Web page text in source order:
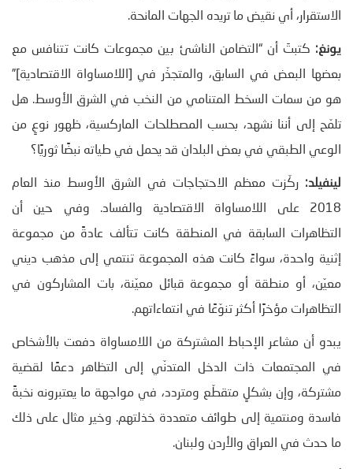
الاستقرار، أي نقيض ما تريده الجهات المانحة.
يونغ: كتبتَ أن “التضامن الناشئ بين مجموعات كانت تتنافس مع
بعضها البعض في السابق، والمتجذّر في [اللامساواة الاقتصادية]”
هو من سمات السخط المتنامي من النخب في الشرق الأوسط. هل
تلمّح إلى أننا نشهد، بحسب المصطلحات الماركسية، ظهور نوعٍ من
الوعي الطبقي في بعض البلدان قد يحمل في طياته نبضًا ثوريًا؟
لينفيلد: ركّزت معظم الاحتجاجات في الشرق الأوسط منذ العام
2018 على اللامساواة الاقتصادية والفساد. وفي حين أن
التظاهرات السابقة في المنطقة كانت تتألف عادةً من مجموعة
إثنية واحدة، سواءً كانت هذه المجموعة تنتمي إلى مذهب ديني
معيّن، أو منطقة أو مجموعة قبائل معيّنة، بات المشاركون في
التظاهرات مؤخرًا أكثر تنوّعًا في انتماءاتهم.
يبدو أن مشاعر الإحباط المشتركة من اللامساواة دفعت بالأشخاص
في المجتمعات ذات الدخل المتدنّي إلى التظاهر دعمًا لقضية
مشتركة، وإن بشكلٍ متقطّع ومتردد، في مواجهة ما يعتبرونه نخبةً
فاسدة ومنتمية إلى طوائف متعددة خذلتهم. وخير مثال على ذلك
ما حدث في العراق والأردن ولبنان.